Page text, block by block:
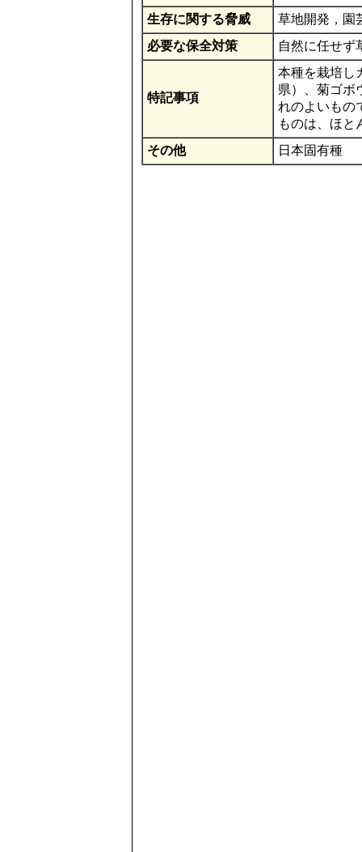
生存に関する脅威
草地開発，園
必要な保全対策
自然に任せず
特記事項
本種を栽培し
県）、菊ゴボ
れのよいもの
ものは、ほと
その他
日本固有種